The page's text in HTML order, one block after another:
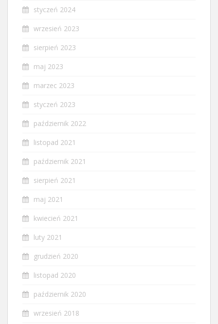
styczeń 2024
wrzesień 2023
sierpień 2023
maj 2023
marzec 2023
styczeń 2023
październik 2022
listopad 2021
październik 2021
sierpień 2021
maj 2021
kwiecień 2021
luty 2021
grudzień 2020
listopad 2020
październik 2020
wrzesień 2018